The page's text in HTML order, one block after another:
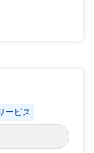
ービス